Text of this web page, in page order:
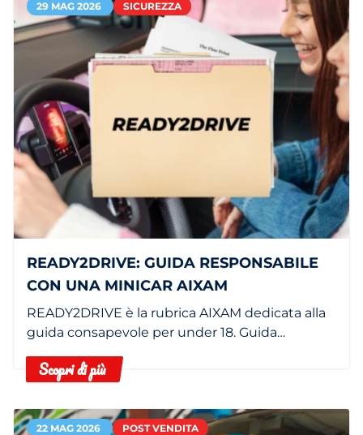
29 MAG 2026 SICUREZZA
READY2DRIVE: GUIDA RESPONSABILE
CON UNA MINICAR AIXAM
READY2DRIVE è la rubrica AIXAM dedicata alla
guida consapevole per under 18. Guida
leggero.
Scopri di più
22 MAG 2026 POST VENDITA